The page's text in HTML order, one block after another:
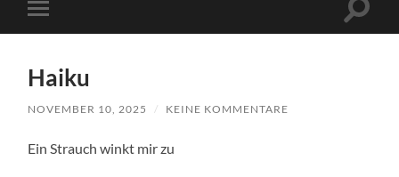
Mobile-
Menü
Haiku
NOVEMBER 10, 2025 / KEINE KOMMENTARE
Ein Strauch winkt mir zu